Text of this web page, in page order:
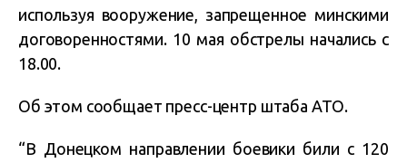
используя вооружение, запрещенное минскими
договоренностями. 10 мая обстрелы начались с
18.00.
Об этом сообщает пресс-центр штаба АТО.
“В Донецком направлении боевики били с 120